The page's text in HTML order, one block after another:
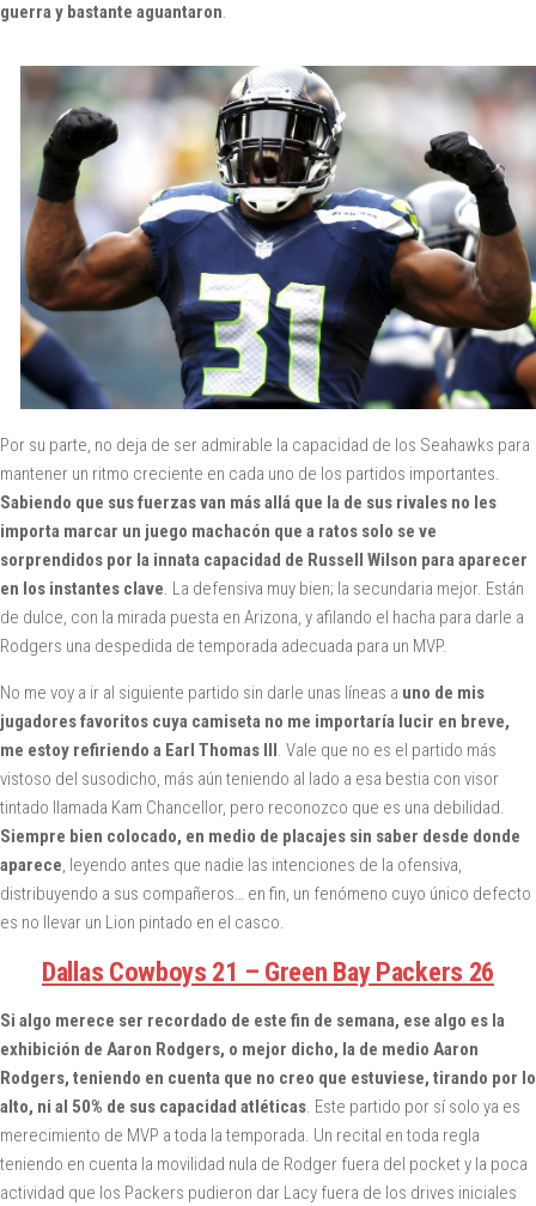
guerra y bastante aguantaron.
Por su parte, no deja de ser admirable la capacidad de los Seahawks para
mantener un ritmo creciente en cada uno de los partidos importantes.
Sabiendo que sus fuerzas van más allá que la de sus rivales no les
importa marcar un juego machacón que a ratos solo se ve
sorprendidos por la innata capacidad de Russell Wilson para aparecer
en los instantes clave. La defensiva muy bien; la secundaria mejor. Están
de dulce, con la mirada puesta en Arizona, y afilando el hacha para darle a
Rodgers una despedida de temporada adecuada para un MVP.
No me voy a ir al siguiente partido sin darle unas líneas a uno de mis
jugadores favoritos cuya camiseta no me importaría lucir en breve,
me estoy refiriendo a Earl Thomas III . Vale que no es el partido más
vistoso del susodicho, más aún teniendo al lado a esa bestia con visor
tintado llamada Kam Chancellor, pero reconozco que es una debilidad.
Siempre bien colocado, en medio de placajes sin saber desde donde
aparece, leyendo antes que nadie las intenciones de la ofensiva,
distribuyendo a sus compañeros… en fin, un fenómeno cuyo único defecto
es no llevar un Lion pintado en el casco.
Dallas Cowboys 21 – Green Bay Packers 26
Si algo merece ser recordado de este fin de semana, ese algo es la
exhibición de Aaron Rodgers, o mejor dicho, la de medio Aaron
Rodgers, teniendo en cuenta que no creo que estuviese, tirando por lo
alto, ni al 50% de sus capacidad atléticas. Este partido por sí solo ya es
merecimiento de MVP a toda la temporada. Un recital en toda regla
teniendo en cuenta la movilidad nula de Rodger fuera del pocket y la poca
actividad que los Packers pudieron dar Lacy fuera de los drives iniciales